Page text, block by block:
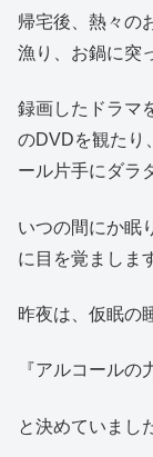
帰宅後、熱々の
漁り、お鍋に突
録画したドラマ
のDVDを観たり
ール片手にダラ
いつの間にか眠
に目を覚ましま
昨夜は、仮眠の
『アルコールの
と決めていまし